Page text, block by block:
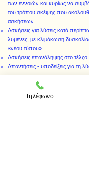
των εννοιών και κυρίως να
του τρόπου σκέψης που
ασκήσεων.
Ασκήσεις για λύσεις κατά
λυμένες, με κλιμάκωση
«νέου τύπου».
Ασκήσεις επανάληψης στο τέλςο
Απαντήσεις - υποδείξεις για τη
Τηλέφωνο